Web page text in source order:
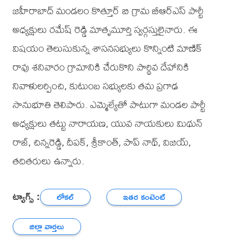
జహీరాబాద్ మండలం కొత్తూర్ బి గ్రామ బీఆర్ఎస్ పార్టీ
అధ్యక్షులు రమేష్ రెడ్డి మాతృమూర్తి స్వర్గస్తులైనారు. ఈ
విషయం తెలుసుకున్న శాసనసభ్యులు కొన్నింటి మాణిక్
రావు శనివారం గ్రామానికి చేరుకొని పార్థివ దేహానికి
నివాళులర్పించి, కుటుంబ సభ్యులకు తమ ప్రగాఢ
సానుభూతి తెలిపారు. ఎమ్మెల్యేతో పాటుగా మండల పార్టీ
అధ్యక్షులు తట్టు నారాయణ, యువ నాయకులు మిథున్
రాజ్, చిన్నరెడ్డి, దీపక్, శ్రీకాంత్, పాప్ నాథ్, విజయ్,
తదితరులు ఉన్నారు.
ట్యాగ్స్ : లోకల్
ఇతర కంటెంట్
జిల్లా వార్తలు